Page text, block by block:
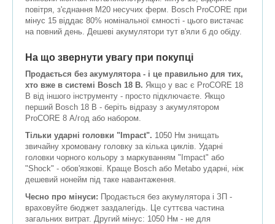
повітря, з'єднання M20 несучих ферм. Bosch ProCORE при
мінус 15 віддає 80% номінальної ємності - цього вистачає
на повний день. Дешеві акумулятори тут в'яли б до обіду.
На що звернути увагу при покупці
Продається без акумулятора - і це правильно для тих,
хто вже в системі Bosch 18 В. Якщо у вас є ProCORE 18
В від іншого інструменту - просто підключаєте. Якщо
перший Bosch 18 В - беріть відразу з акумулятором
ProCORE 8 А/год або набором.
Тільки ударні головки "Impact". 1050 Нм знищать
звичайну хромовану головку за кілька циклів. Ударні
головки чорного кольору з маркуванням "Impact" або
"Shock" - обов'язкові. Краще Bosch або Metabo ударні, ніж
дешевий нонейм під таке навантаження.
Чесно про мінуси: Продається без акумулятора і ЗП -
враховуйте бюджет заздалегідь. Це суттєва частина
загальних витрат. Другий мінус: 1050 Нм - не для